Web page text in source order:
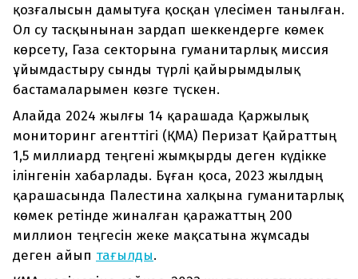
қозғалысын дамытуға қосқан үлесімен танылған.
Ол су тасқынынан зардап шеккендерге көмек
көрсету, Газа секторына гуманитарлық миссия
ұйымдастыру сынды түрлі қайырымдылық
бастамаларымен көзге түскен.
Алайда 2024 жылғы 14 қарашада Қаржылық
мониторинг агенттігі (ҚМА) Перизат Қайраттың
1,5 миллиард теңгені жымқырды деген күдікке
ілінгенін хабарлады. Бұған қоса, 2023 жылдың
қарашасында Палестина халқына гуманитарлық
көмек ретінде жиналған қаражаттың 200
миллион теңгесін жеке мақсатына жұмсады
деген айып тағылды.